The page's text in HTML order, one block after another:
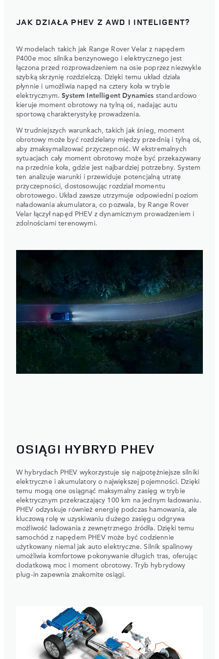
JAK DZIAŁA PHEV Z AWD I INTELIGENT?
W modelach takich jak Range Rover Velar z napędem
P400e moc silnika benzynowego i elektrycznego jest
łączona przed rozprowadzeniem na osie poprzez niezwykle
szybką skrzynię rozdzielczą. Dzięki temu układ działa
płynnie i umożliwia napęd na cztery koła w trybie
elektrycznym.System Intelligent Dynamics standardowo
kieruje moment obrotowy na tylną oś, nadając autu
sportową charakterystykę prowadzenia.
W trudniejszych warunkach, takich jak śnieg, moment
obrotowy może być rozdzielany między przednią i tylną oś,
aby zmaksymalizować przyczepność. W ekstremalnych
sytuacjach cały moment obrotowy może być przekazywany
na przednie koła, gdzie jest najbardziej potrzebny. System
ten analizuje warunki i przewiduje potencjalną utratę
przyczepności, dostosowując rozdział momentu
obrotowego. Układ zawsze utrzymuje odpowiedni poziom
naładowania akumulatora, co pozwala, by Range Rover
Velar łączył napęd PHEV z dynamicznym prowadzeniem i
zdolnościami terenowymi.
OSIĄGI HYBRYD PHEV
W hybrydach PHEV wykorzystuje się najpotężniejsze silniki
elektryczne i akumulatory o największej pojemności. Dzięki
temu mogą one osiągnąć maksymalny zasięg w trybie
elektrycznym przekraczający 100 km na jednym ładowaniu.
PHEV odzyskuje również energię podczas hamowania, ale
kluczową rolę w uzyskiwaniu dużego zasięgu odgrywa
możliwość ładowania z zewnętrznego źródła. Dzięki temu
samochód z napędem PHEV może być codziennie
użytkowany niemal jak auto elektryczne. Silnik spalinowy
umożliwia komfortowe pokonywanie długich tras, oferując
dodatkową moc i moment obrotowy. Tryb hybrydowy
plug-in zapewnia znakomite osiągi.